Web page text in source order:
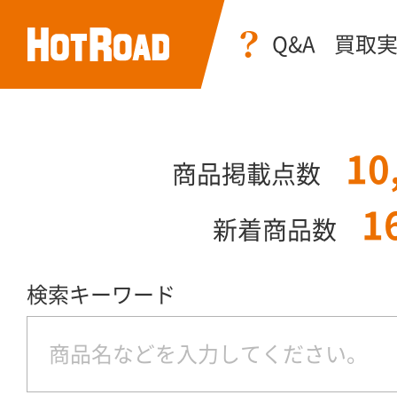
Q&A 買取
商品掲載点数
新着商品数
検索キーワード